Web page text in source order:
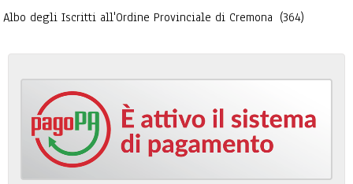
Albo degli Iscritti all'Ordine Provinciale di Cremona (364)